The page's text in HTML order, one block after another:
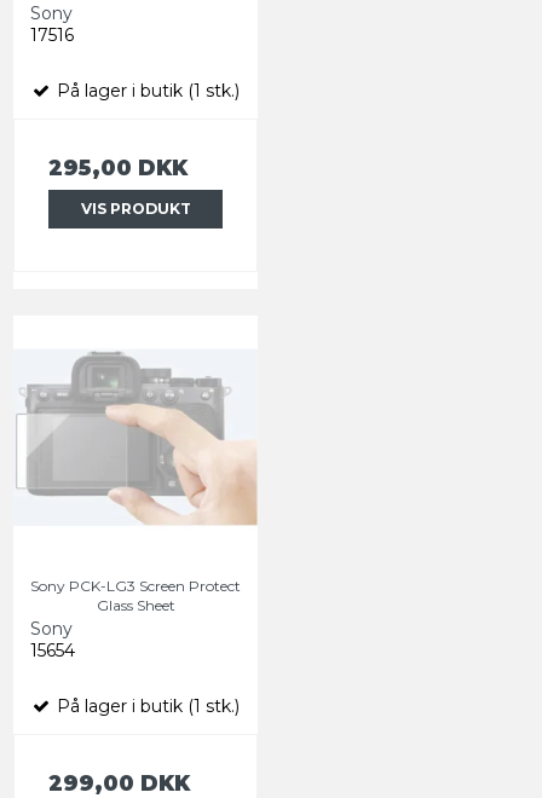
Sony
17516
På lager i butik (1 stk.)
295,00 DKK
VIS PRODUKT
Sony PCK-LG3 Screen Protect
Glass Sheet
Sony
15654
På lager i butik (1 stk.)
299,00 DKK